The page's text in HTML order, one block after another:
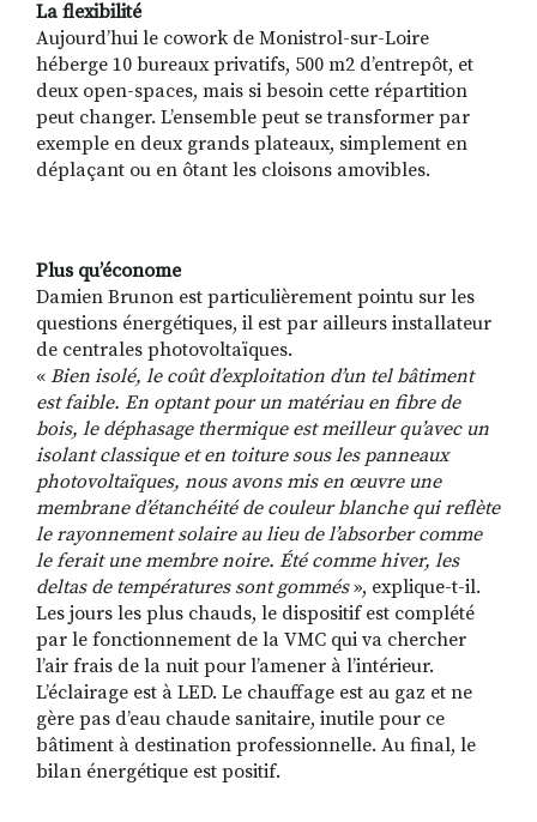
La flexibilité
Aujourd’hui le cowork de Monistrol-sur-Loire
héberge 10 bureaux privatifs, 500 m2 d’entrepôt, et
deux open-spaces, mais si besoin cette répartition
peut changer. L’ensemble peut se transformer par
exemple en deux grands plateaux, simplement en
déplaçant ou en ôtant les cloisons amovibles.
Plus qu’économe
Damien Brunon est particulièrement pointu sur les
questions énergétiques, il est par ailleurs installateur
de centrales photovoltaïques.
« Bien isolé, le coût d’exploitation d’un tel bâtiment
est faible. En optant pour un matériau en fibre de
bois, le déphasage thermique est meilleur qu’avec un
isolant classique et en toiture sous les panneaux
photovoltaïques, nous avons mis en œuvre une
membrane d’étanchéité de couleur blanche qui reflète
le rayonnement solaire au lieu de l’absorber comme
le ferait une membre noire. Été comme hiver, les
deltas de températures sont gommés», explique-t-il.
Les jours les plus chauds, le dispositif est complété
par le fonctionnement de la VMC qui va chercher
l’air frais de la nuit pour l’amener à l’intérieur.
L’éclairage est à LED. Le chauffage est au gaz et ne
gère pas d’eau chaude sanitaire, inutile pour ce
bâtiment à destination professionnelle. Au final, le
bilan énergétique est positif.